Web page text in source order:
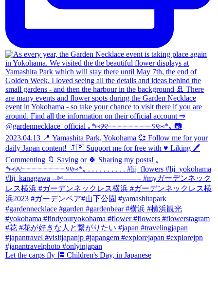
Let the carps fly 🎏 Children's Day, in Japanese